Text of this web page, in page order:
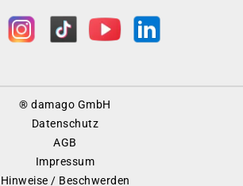
® damago GmbH
Datenschutz
AGB
Impressum
Hinweise / Beschwerden